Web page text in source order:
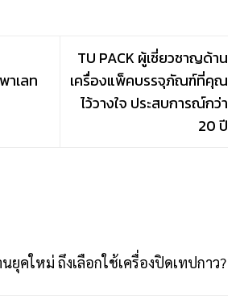
าเลท
TU PACK ผู้เชี่ยวชาญด้าน
เครื่องแพ็คบรรจุภัณฑ์ที่คุณ
ไว้วางใจ ประสบการณ์กว่า
20 ปี
นยุคใหม่ ถึงเลือกใช้เครื่องปิดเทปกาว?